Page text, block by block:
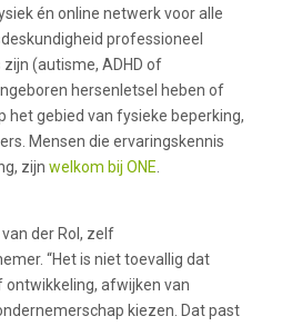
én online netwerk voor alle
professioneel
(autisme, ADHD of
hersenletsel heben of
het gebied van fysieke beperking,
Mensen die ervaringskennis
zijn welkom bij ONE
der Rol, zelf
“Het is niet toevallig dat
ontwikkeling, afwijken van
kiezen. Dat past